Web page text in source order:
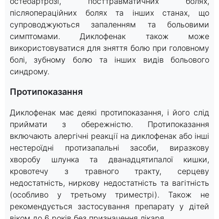
післяопераційних болях та інших станах, що
супроводжуються запаленням та больовими
симптомами. Диклофенак також може
використовуватися для зняття болю при головному
болі, зубному болю та інших видів больового
синдрому.
Протипоказання
Диклофенак має деякі протипоказання, і його слід
приймати з обережністю. Протипоказання
включають алергічні реакції на диклофенак або інші
нестероїдні протизапальні засоби, виразкову
хворобу шлунка та дванадцятипалої кишки,
кровотечу з травного тракту, серцеву
недостатність, ниркову недостатність та вагітність
(особливо у третьому триместрі). Також не
рекомендується застосування препарату у дітей